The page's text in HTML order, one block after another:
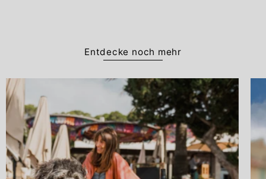
Entdecke noch mehr